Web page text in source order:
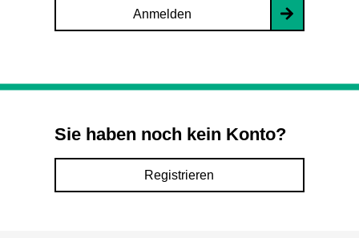
Anmelden
Sie haben noch kein Konto?
Registrieren